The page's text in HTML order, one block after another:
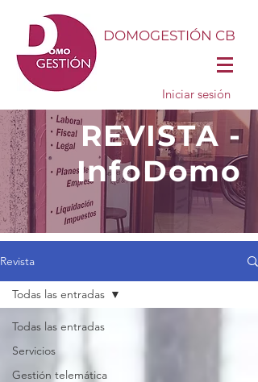
DOMOGESTIÓN CB
Iniciar sesión
REVISTA -
InfoDomo
Revista
Todas las entradas
Servicios
Gestión telemática
Todas las entradas